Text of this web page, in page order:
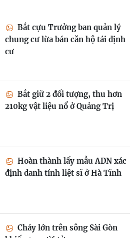
Bắt cựu Trưởng ban quản lý
chung cư lừa bán căn hộ tái định
cư
Bắt giữ 2 đối tượng, thu hơn
210kg vật liệu nổ ở Quảng Trị
Hoàn thành lấy mẫu ADN xác
định danh tính liệt sĩ ở Hà Tĩnh
Cháy lớn trên sông Sài Gòn